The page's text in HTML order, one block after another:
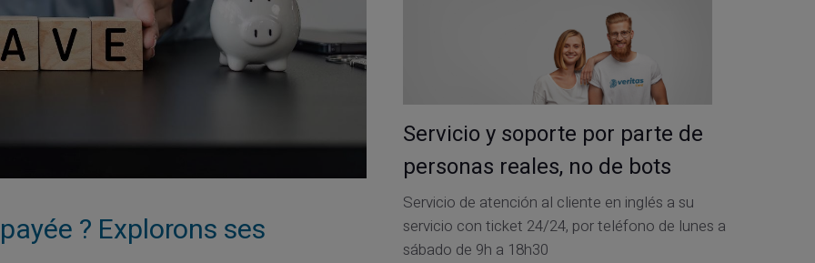
? Explorons ses
Servicio y soporte por parte de
personas reales, no de bots
Servicio de atención al cliente en inglés a su
servicio con ticket 24/24, por teléfono de lunes a
sábado de 9h a 18h30